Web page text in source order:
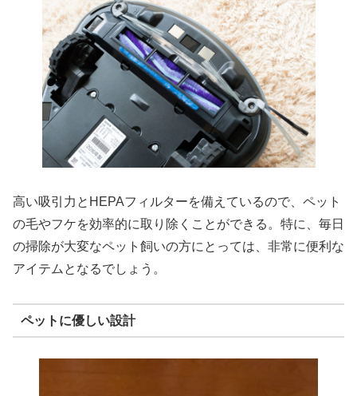
高い吸引力とHEPAフィルターを備えているので、ペット
の毛やフケを効率的に取り除くことができる。特に、毎日
の掃除が大変なペット飼いの方にとっては、非常に便利な
アイテムとなるでしょう。
ペットに優しい設計